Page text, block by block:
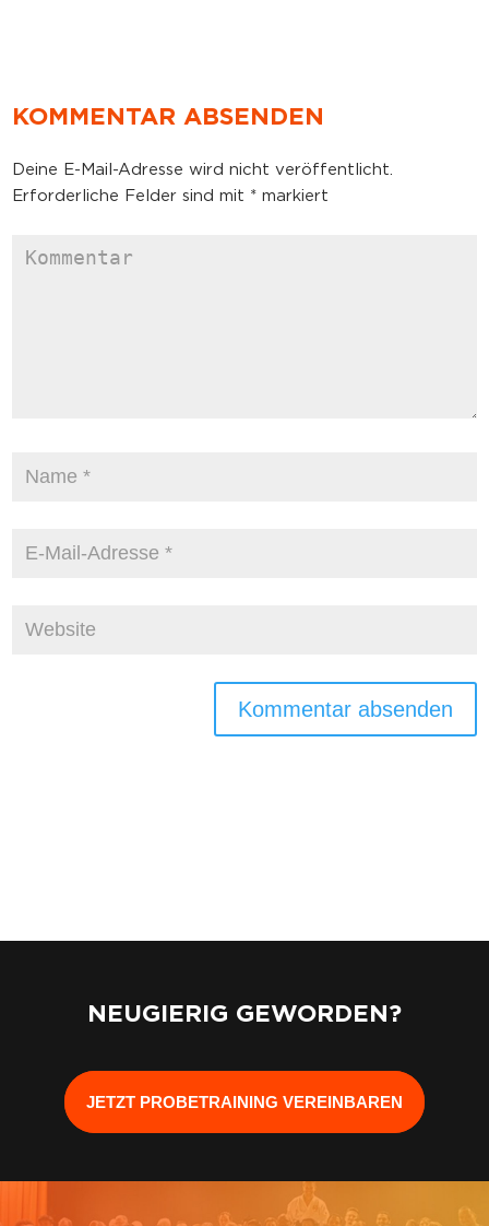
KOMMENTAR ABSENDEN
Deine E-Mail-Adresse wird nicht veröffentlicht.
Erforderliche Felder sind mit * markiert
NEUGIERIG GEWORDEN?
JETZT PROBETRAINING VEREINBAREN